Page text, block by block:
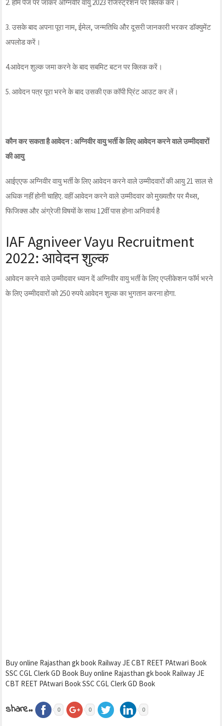
2. होम पेज पर जाकर अग्निवीर वायु 2023 रेजिस्ट्रेशन पर क्लिक करें।
3. उसके बाद अपना पूरा नाम, ईमेल, जन्मतिथि और दूसरी जानकारी भरकर डॉक्युमेंट
अपलोड करें।
4.आवेदन शुल्क जमा करने के बाद सबमिट बटन पर क्लिक करें।
5. आवेदन पत्र पूरा भरने के बाद उसकी एक कॉपी प्रिंट आउट कर लें।
कौन कर सकता है आवेदन : अग्निवीर वायु भर्ती के लिए आवेदन करने वाले उम्मीदवारों
की आयु
आईएएफ अग्निवीर वायु भर्ती के लिए आवेदन करने वाले उम्मीदवारों की आयु 21 साल से
अधिक नहीं होनी चाहिए. वहीं आवेदन करने वाले उम्मीदवार को मुख्यतौर पर मैथ्स,
फिजिक्स और अंग्रेजी विषयों के साथ 12वीं पास होना अनिवार्य है
IAF Agniveer Vayu Recruitment
2022: आवेदन शुल्क
आवेदन करने वाले उम्मीदवार ध्यान दें अग्निवीर वायु भर्ती के लिए एप्लीकेशन फॉर्म भरने
के लिए उम्मीदवारों को 250 रुपये आवेदन शुल्क का भुगतान करना होगा.
Buy online Rajasthan gk book Railway JE CBT REET PAtwari Book
SSC CGL Clerk GD Book Buy online Rajasthan gk book Railway JE
CBT REET PAtwari Book SSC CGL Clerk GD Book
share.. 0 0 0